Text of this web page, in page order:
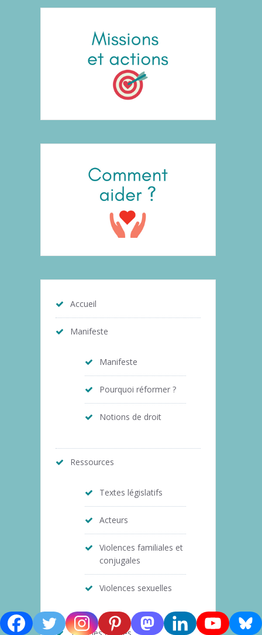
Accueil
Manifeste
Manifeste
Pourquoi réformer ?
Notions de droit
Ressources
Textes législatifs
Acteurs
Violences familiales et
conjugales
Violences sexuelles
Tous les articles